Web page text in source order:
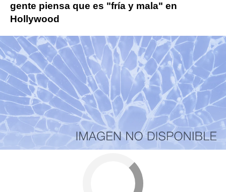
gente piensa que es "fría y mala" en
Hollywood
Más sobre este tema:
zendaya COVID-19